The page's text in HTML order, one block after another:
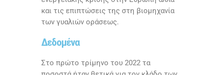
και τις επιπτώσεις της στη βιομηχανία
των γυαλιών οράσεως.
Δεδομένα
Στο πρώτο τρίμηνο του 2022 τα